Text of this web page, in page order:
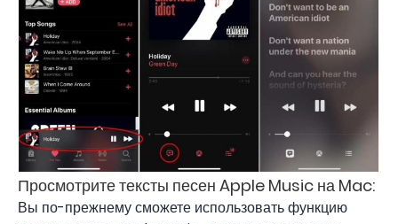
Просмотрите тексты песен Apple Music на Mac:
Вы по-прежнему сможете использовать функцию